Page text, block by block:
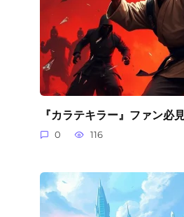
『カラテキラー』ファン必
0 116